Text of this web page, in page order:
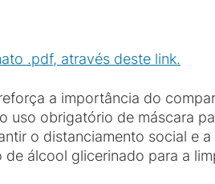
.pdf, através deste link.
a importância do
obrigatório de máscara
o distanciamento social e
álcool glicerinado para a